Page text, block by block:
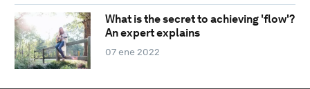
What is the secret to achieving 'flow'?
An expert explains
07 ene 2022